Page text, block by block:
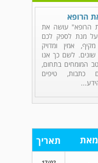
הרופא
הרופא" עושה את
מנת לספק לכם
אמין ומדויק
שונים. לשם כך אנו
המומחים בתחום,
כתבות, טיפים
מאת תאריך